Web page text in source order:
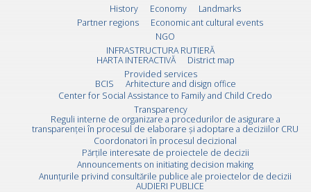
History
Economy
Landmarks
Partner regions
Economic ant cultural events
NGO
INFRASTRUCTURA RUTIERĂ
HARTA INTERACTIVĂ
District map
Provided services
BCIS
Arhitecture and disign office
Center for Social Assistance to Family and Child Credo
Transparency
Reguli interne de organizare a procedurilor de asigurare a
transparenței în procesul de elaborare și adoptare a deciziilor CRU
Coordonatori în procesul decizional
Părțile interesate de proiectele de decizii
Announcements on initiating decision making
Anunțurile privind consultările publice ale proiectelor de decizii
AUDIERI PUBLICE